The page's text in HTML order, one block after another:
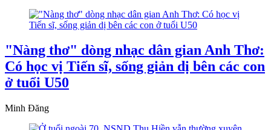
"Nàng thơ" dòng nhạc dân gian Anh Thơ:
Có học vị Tiến sĩ, sống giản dị bên các con
ở tuổi U50
Minh Đăng